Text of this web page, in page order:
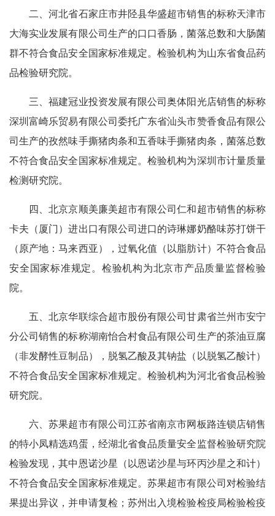
二、河北省石家庄市井陉县华盛超市销售的标称天津市
大海实业发展有限公司生产的口口香肠，菌落总数和大肠菌
群不符合食品安全国家标准规定。检验机构为山东省食品药
品检验研究院。
三、福建冠业投资发展有限公司奥体阳光店销售的标称
深圳富崎乐贸易有限公司委托广东省汕头市赞香食品有限公
司生产的孜然味手撕猪肉条和五香味手撕猪肉条，菌落总数
不符合食品安全国家标准规定。检验机构为深圳市计量质量
检测研究院。
四、北京京顺美廉美超市有限公司仁和超市销售的标称
卡夫（厦门）进出口有限公司进口的诗琳娜奶酪味苏打饼干
（原产地：马来西亚），过氧化值（以脂肪计）不符合食品
安全国家标准规定。检验机构为北京市产品质量监督检验
院。
五、北京华联综合超市股份有限公司甘肃省兰州市安宁
分公司销售的标称湖南怡合村食品有限公司生产的茶油豆腐
（非发酵性豆制品），脱氢乙酸及其钠盐（以脱氢乙酸计）
不符合食品安全国家标准规定。检验机构为河北省食品检验
研究院。
六、苏果超市有限公司江苏省南京市网板路连锁店销售
的特小凤精选鸡蛋，经湖北省食品质量安全监督检验研究院
检验发现，其中恩诺沙星（以恩诺沙星与环丙沙星之和计）
不符合食品安全国家标准规定。苏果超市有限公司对检验结
果提出异议，并申请复检；苏州出入境检验检疫局检验检疫